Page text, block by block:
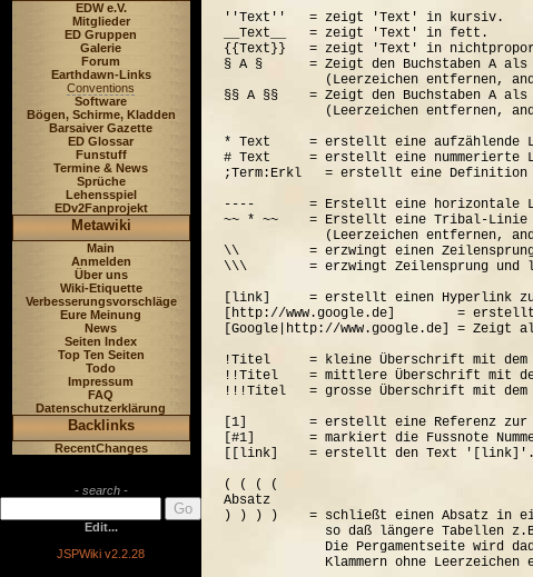
EDW e.V.
Mitglieder
ED Gruppen
Galerie
Forum
Earthdawn-Links
Conventions
Software
Bögen, Schirme, Kladden
Barsaiver Gazette
ED Glossar
Funstuff
Termine & News
Sprüche
Lehensspiel
EDv2Fanprojekt
Metawiki
Main
Anmelden
Über uns
Wiki-Etiquette
Verbesserungsvorschläge
Eure Meinung
News
Seiten Index
Top Ten Seiten
Todo
Impressum
FAQ
Datenschutzerklärung
Backlinks
RecentChanges
- search -
Edit...
JSPWiki v2.2.28
''Text''   = zeigt 'Text' in kursiv.
__Text__   = zeigt 'Text' in fett.
{{Text}}   = zeigt 'Text' in
§ A §      = Zeigt den Buchstaben A
(Leerzeichen entfernen,
§§ A §§    = Zeigt den Buchstaben A
(Leerzeichen entfernen,
* Text     = erstellt eine aufzählende
# Text     = erstellt eine nummerierte
;Term:Erkl   = erstellt eine
----       = Erstellt eine horizontale
~~ * ~~    = Erstellt eine Tribal-Linie
(Leerzeichen entfernen,
\\         = erzwingt einen
\\\        = erzwingt Zeilensprung und
[link]     = erstellt einen Hyperlink zu
[http://www.google.de]        = erstellt
[Google|http://www.google.de] = Zeigt
!Titel     = kleine Überschrift mit
!!Titel    = mittlere Überschrift mit
!!!Titel   = grosse Überschrift mit
[1]        = erstellt eine Referenz zur
[#1]       = markiert die Fussnote
[[link]    = erstellt den Text '[link]'.
( ( ( (
Absatz
) ) ) )    = schließt einen Absatz in
so daß längere Tabellen
Die Pergamentseite wird